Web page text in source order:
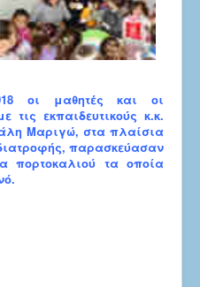
οι μαθητές και οι
τις εκπαιδευτικούς κ.κ.
Μαριγώ, στα πλαίσια
παρασκεύασαν
πορτοκαλιού τα οποία